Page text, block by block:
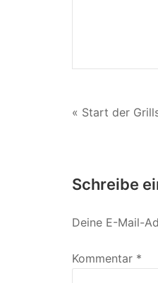
« Start der
Schreibe
Deine E-Mail-
Kommentar *